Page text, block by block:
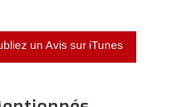
un Avis sur iTunes